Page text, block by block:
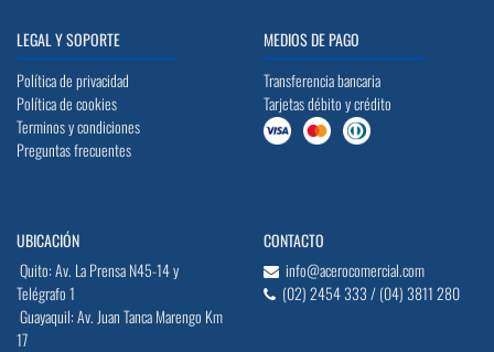
LEGAL Y SOPORTE
Política de privacidad
Política de cookies
Terminos y condiciones
Preguntas frecuentes
MEDIOS DE PAGO
Transferencia bancaria
Tarjetas débito y crédito
UBICACIÓN
Quito: Av. La Prensa N45-14 y
Telégrafo 1
Guayaquil: Av. Juan Tanca Marengo Km
17
CONTACTO
info@acerocomercial.com
(02) 2454 333 / (04) 3811 280